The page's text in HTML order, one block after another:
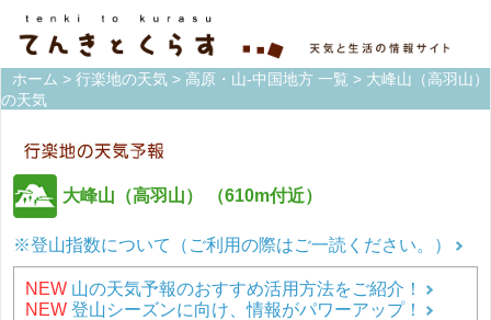
ホーム > 行楽地の天気 > 高原・山-中国地方 一覧 > 大峰山（高羽山）
の天気
大峰山（高羽山） （610m付近）
※登山指数について（ご利用の際はご一読ください。）
NEW 山の天気予報のおすすめ活用方法をご紹介！
NEW 登山シーズンに向け、情報がパワーアップ！